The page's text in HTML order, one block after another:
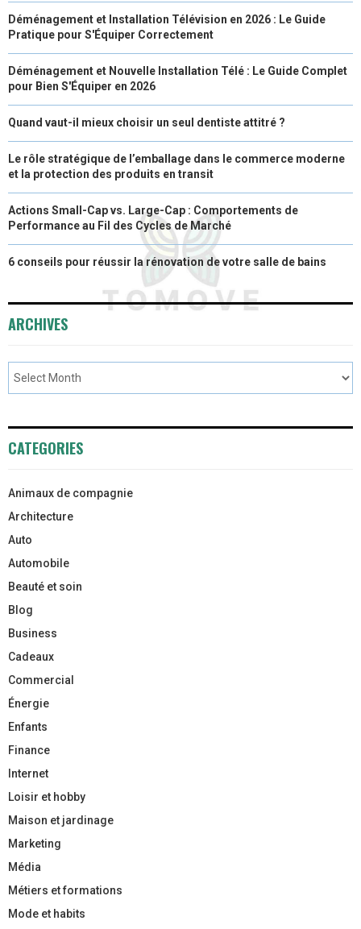
Déménagement et Installation Télévision en 2026 : Le Guide
Pratique pour S'Équiper Correctement
Déménagement et Nouvelle Installation Télé : Le Guide Complet
pour Bien S'Équiper en 2026
Quand vaut-il mieux choisir un seul dentiste attitré ?
Le rôle stratégique de l’emballage dans le commerce moderne
et la protection des produits en transit
Actions Small-Cap vs. Large-Cap : Comportements de
Performance au Fil des Cycles de Marché
6 conseils pour réussir la rénovation de votre salle de bains
ARCHIVES
CATEGORIES
Animaux de compagnie
Architecture
Auto
Automobile
Beauté et soin
Blog
Business
Cadeaux
Commercial
Énergie
Enfants
Finance
Internet
Loisir et hobby
Maison et jardinage
Marketing
Média
Métiers et formations
Mode et habits